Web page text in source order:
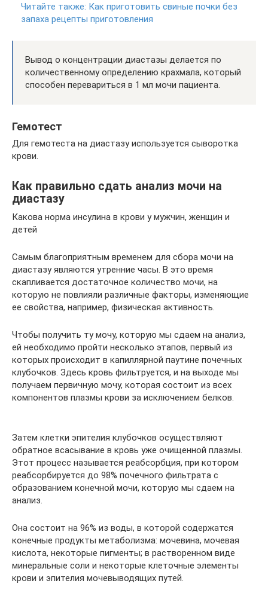
Читайте также: Как приготовить свиные почки без
запаха рецепты приготовления
Вывод о концентрации диастазы делается по
количественному определению крахмала, который
способен перевариться в 1 мл мочи пациента.
Гемотест
Для гемотеста на диастазу используется сыворотка
крови.
Как правильно сдать анализ мочи на
диастазу
Какова норма инсулина в крови у мужчин, женщин и
детей
Самым благоприятным временем для сбора мочи на
диастазу являются утренние часы. В это время
скапливается достаточное количество мочи, на
которую не повлияли различные факторы, изменяющие
ее свойства, например, физическая активность.
Чтобы получить ту мочу, которую мы сдаем на анализ,
ей необходимо пройти несколько этапов, первый из
которых происходит в капиллярной паутине почечных
клубочков. Здесь кровь фильтруется, и на выходе мы
получаем первичную мочу, которая состоит из всех
компонентов плазмы крови за исключением белков.
Затем клетки эпителия клубочков осуществляют
обратное всасывание в кровь уже очищенной плазмы.
Этот процесс называется реабсорбция, при котором
реабсорбируется до 98% почечного фильтрата с
образованием конечной мочи, которую мы сдаем на
анализ.
Она состоит на 96% из воды, в которой содержатся
конечные продукты метаболизма: мочевина, мочевая
кислота, некоторые пигменты; в растворенном виде
минеральные соли и некоторые клеточные элементы
крови и эпителия мочевыводящих путей.